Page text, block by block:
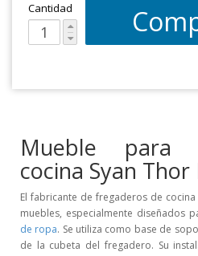
Cantidad
Mueble para
cocina Syan Thor
El fabricante de fregaderos de cocina
muebles, especialmente diseñados
de ropa. Se utiliza como base de
de la cubeta del fregadero. Su